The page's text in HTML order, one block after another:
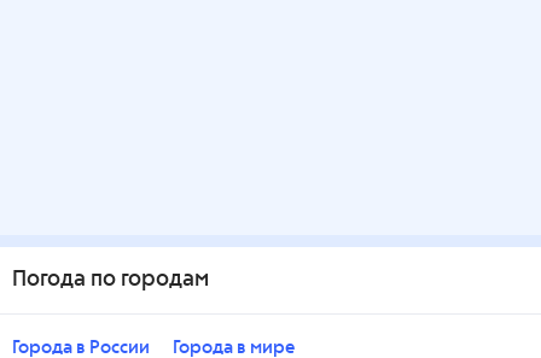
Погода по городам
Города в России Города в мире